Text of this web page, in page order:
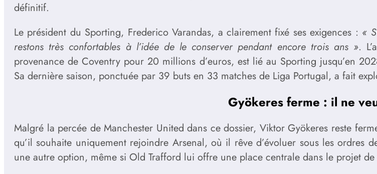
définitif.
Le président du Sporting, Frederico Varandas, a clairement fixé ses exigences : «
restons très confortables à l’idée de le conserver pendant encore trois ans ».
provenance de Coventry pour 20 millions d’euros, est lié au Sporting jusqu’en
Sa dernière saison, ponctuée par 39 buts en 33 matches de Liga Portugal, a fait
Gyökeres ferme : il ne
Malgré la percée de Manchester United dans ce dossier, Viktor Gyökeres reste
qu’il souhaite uniquement rejoindre Arsenal, où il rêve d’évoluer sous les ordres
une autre option, même si Old Trafford lui offre une place centrale dans le projet